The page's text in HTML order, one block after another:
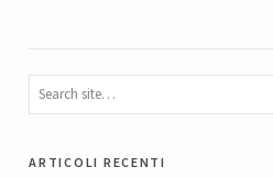
articoli recenti